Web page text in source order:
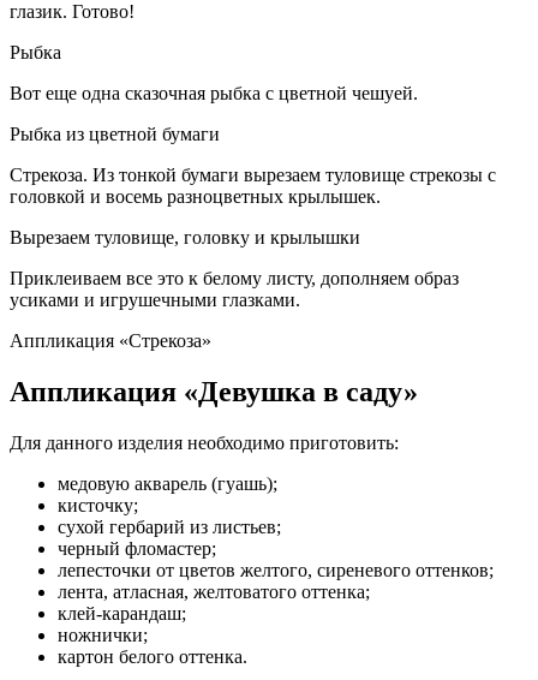
глазик. Готово!
Рыбка
Вот еще одна сказочная рыбка с цветной чешуей.
Рыбка из цветной бумаги
Стрекоза. Из тонкой бумаги вырезаем туловище стрекозы с
головкой и восемь разноцветных крылышек.
Вырезаем туловище, головку и крылышки
Приклеиваем все это к белому листу, дополняем образ
усиками и игрушечными глазками.
Аппликация «Стрекоза»
Аппликация «Девушка в саду»
Для данного изделия необходимо приготовить:
медовую акварель (гуашь);
кисточку;
сухой гербарий из листьев;
черный фломастер;
лепесточки от цветов желтого, сиреневого оттенков;
лента, атласная, желтоватого оттенка;
клей-карандаш;
ножнички;
картон белого оттенка.